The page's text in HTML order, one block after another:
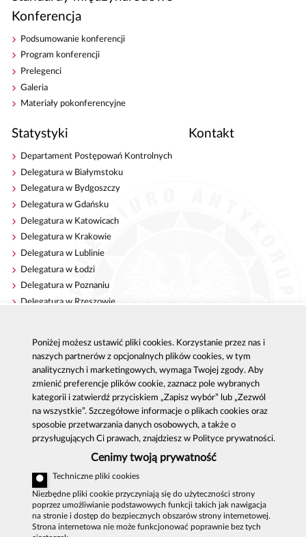
Konferencja
Podsumowanie konferencji
Program konferencji
Prelegenci
Galeria
Materiały pokonferencyjne
Statystyki
Departament Postępowań Kontrolnych
Delegatura w Białymstoku
Delegatura w Bydgoszczy
Delegatura w Gdańsku
Delegatura w Katowicach
Delegatura w Krakowie
Delegatura w Lublinie
Delegatura w Łodzi
Delegatura w Poznaniu
Delegatura w Rzeszowie
Delegatura we Wrocławiu
Kontakt
Centralne Biuro Antykorupcyjne
Al. Ujazdowskie 9, 00-583 Warszawa
email:oswiadczeniamajatkowe@cba.gov.pl
Zgłoszenie korupcji: 800 808 808, email:
sygnal@cba.gov.pl
MAPA SERWISU
DEKLARACJA DOSTĘPNOŚCI
POLITYKA PRYWATNOŚCI
Poniżej możesz ustawić pliki cookies. Korzystanie przez nas i
naszych partnerów z opcjonalnych plików cookies, w tym
analitycznych i marketingowych, wymaga Twojej zgody. Aby
zmienić preferencje plików cookie, zaznacz pole wybranych
kategorii i zatwierdź przyciskiem „Zapisz wybór” lub „Zezwól
na wszystkie”. Szczegółowe informacje o plikach cookies oraz
sposobie przetwarzania danych osobowych, a także o
przysługujących Ci prawach, znajdziesz w Polityce prywatności.
Cenimy twoją prywatność
Techniczne pliki cookies
Niezbędne pliki cookie przyczyniają się do użyteczności strony
poprzez umożliwianie podstawowych funkcji takich jak nawigacja
na stronie i dostęp do bezpiecznych obszarów strony internetowej.
Strona internetowa nie może funkcjonować poprawnie bez tych